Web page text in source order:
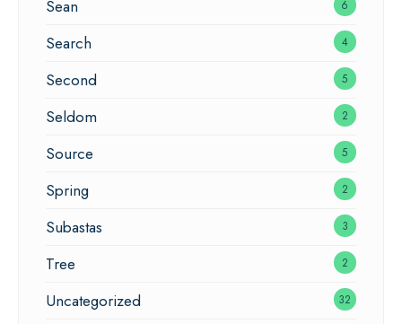
Sean 6
Search 4
Second 5
Seldom 2
Source 5
Spring 2
Subastas 3
Tree 2
Uncategorized 32